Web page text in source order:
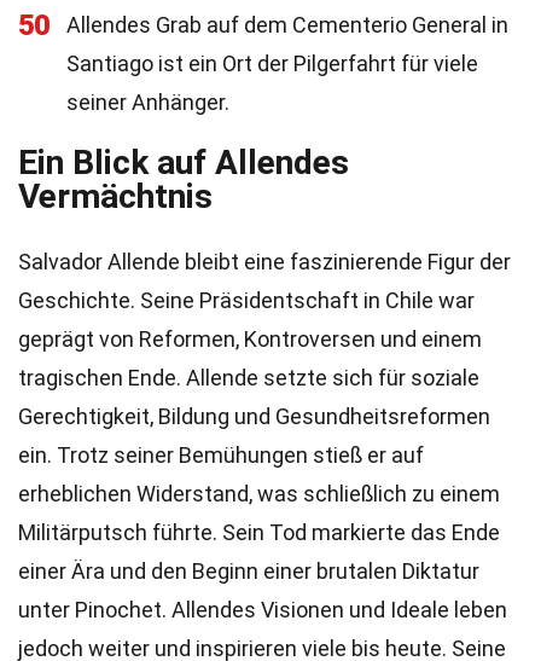
50
Allendes Grab auf dem Cementerio General in
Santiago ist ein Ort der Pilgerfahrt für viele
seiner Anhänger.
Ein Blick auf Allendes
Vermächtnis
Salvador Allende bleibt eine faszinierende Figur der
Geschichte. Seine Präsidentschaft in Chile war
geprägt von Reformen, Kontroversen und einem
tragischen Ende. Allende setzte sich für soziale
Gerechtigkeit, Bildung und Gesundheitsreformen
ein. Trotz seiner Bemühungen stieß er auf
erheblichen Widerstand, was schließlich zu einem
Militärputsch führte. Sein Tod markierte das Ende
einer Ära und den Beginn einer brutalen Diktatur
unter Pinochet. Allendes Visionen und Ideale leben
jedoch weiter und inspirieren viele bis heute. Seine